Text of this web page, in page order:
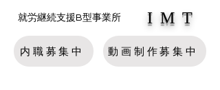
就労継続支援B型事業所 IMT
内職募集中 動画制作募集中